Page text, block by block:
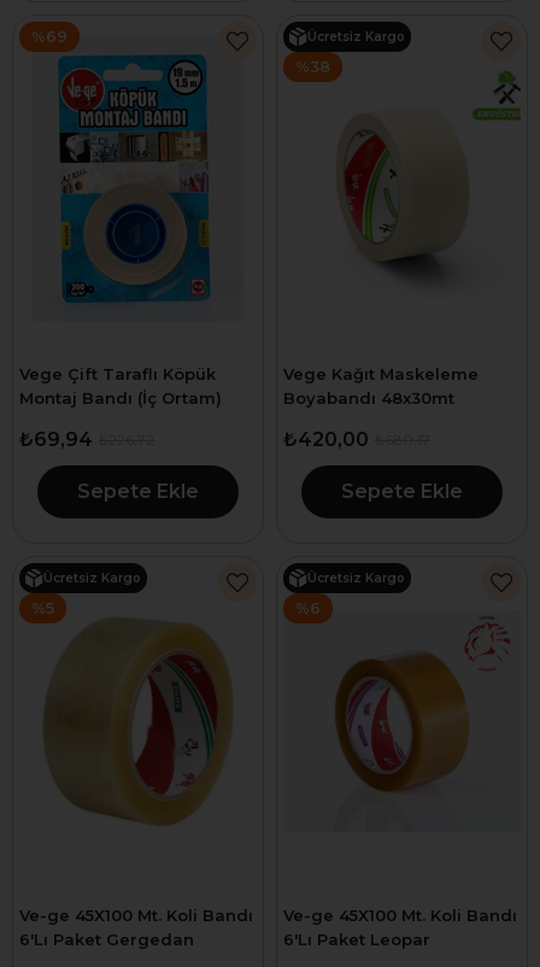
Vege Çift Taraflı Köpük
Montaj Bandı (İç Ortam)
₺69,94
Sepete Ekle
%69
Vege Kağıt Maskeleme
Boyabandı 48x30mt
₺420,00
Sepete Ekle
Ücretsiz Kargo
%38
Ve-ge 45X100 Mt. Koli Bandı
6'Lı Paket Gergedan
Ücretsiz Kargo
%5
Ve-ge 45X100 Mt. Koli Bandı
6'Lı Paket Leopar
Ücretsiz Kargo
%6